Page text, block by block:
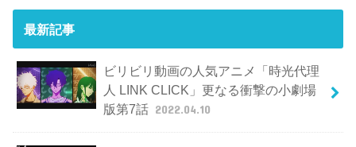
最新記事
ビリビリ動画の人気アニメ「時光代理
人 LINK CLICK」更なる衝撃の小劇場
版第7話 2022.04.10